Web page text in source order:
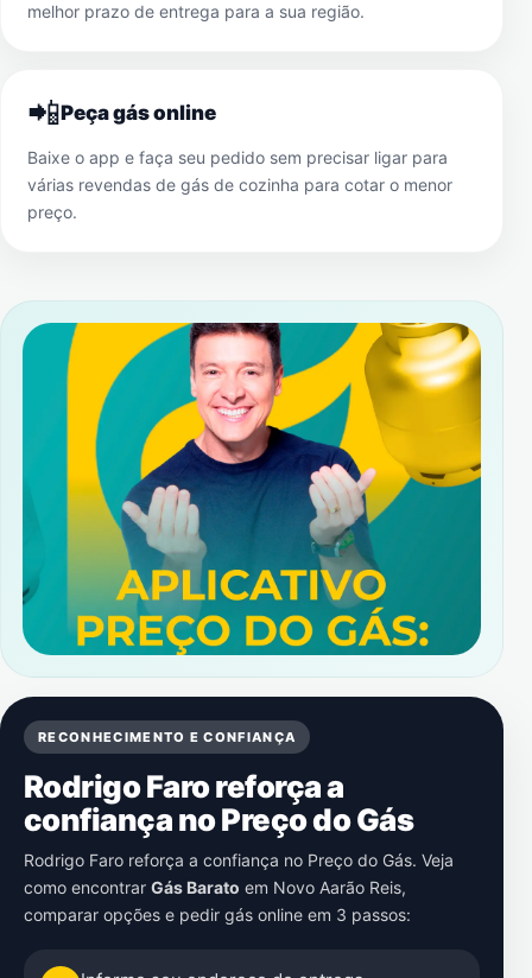
melhor prazo de entrega para a sua região.
📲Peça gás online
Baixe o app e faça seu pedido sem precisar ligar para
várias revendas de gás de cozinha para cotar o menor
preço.
RECONHECIMENTO E CONFIANÇA
Rodrigo Faro reforça a
confiança no Preço do Gás
Rodrigo Faro reforça a confiança no Preço do Gás. Veja
como encontrar Gás Barato em Novo Aarão Reis,
comparar opções e pedir gás online em 3 passos: